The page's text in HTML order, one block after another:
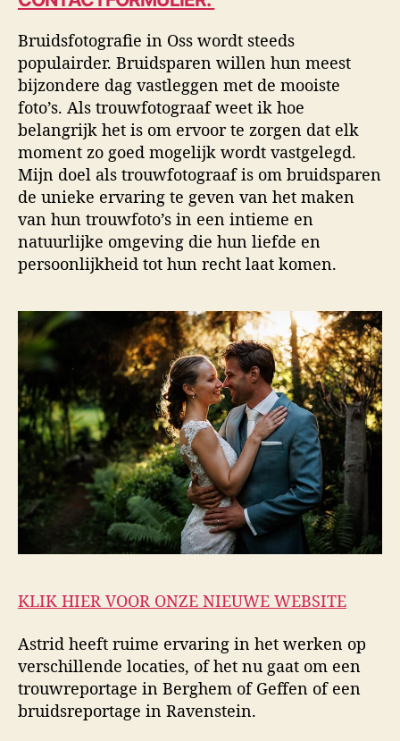
i
s
f
o
t
o
g
r
a
f
i
e
e
u
r
u
m
Bruidsfotografie in Oss wordt steeds
populairder. Bruidsparen willen hun meest
bijzondere dag vastleggen met de mooiste
foto’s. Als trouwfotograaf weet ik hoe
belangrijk het is om ervoor te zorgen dat elk
moment zo goed mogelijk wordt vastgelegd.
Mijn doel als trouwfotograaf is om bruidsparen
de unieke ervaring te geven van het maken
van hun trouwfoto’s in een intieme en
natuurlijke omgeving die hun liefde en
persoonlijkheid tot hun recht laat komen.
KLIK HIER VOOR ONZE NIEUWE WEBSITE
Astrid heeft ruime ervaring in het werken op
verschillende locaties, of het nu gaat om een
trouwreportage in Berghem of Geffen of een
bruidsreportage in Ravenstein.